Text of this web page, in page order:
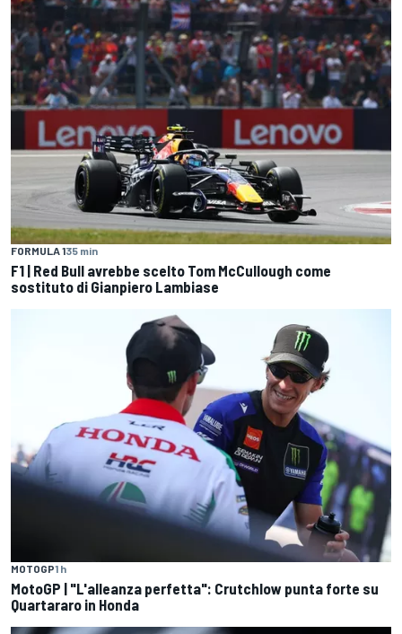
FORMULA 135 min
F1 | Red Bull avrebbe scelto Tom McCullough come
sostituto di Gianpiero Lambiase
MOTOGP1 h
MotoGP | "L'alleanza perfetta": Crutchlow punta forte su
Quartararo in Honda